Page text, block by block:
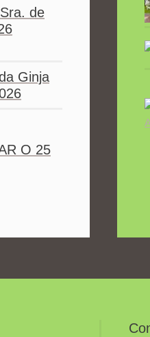
de
Ginja
O 25